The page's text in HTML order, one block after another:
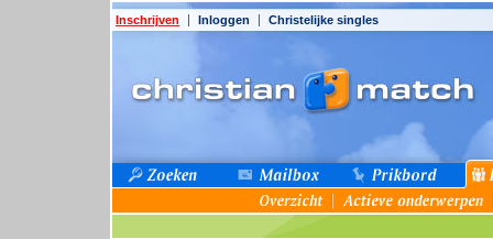
Inschrijven Inloggen Christelijke singles